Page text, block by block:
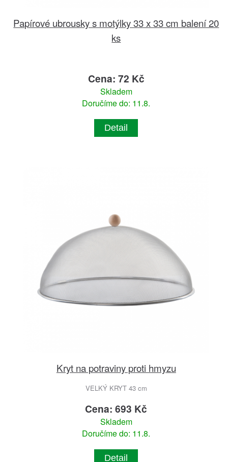
Papírové ubrousky s motýlky 33 x 33 cm balení 20
ks
Cena: 72 Kč
Skladem
Doručíme do: 11.8.
Detail
Kryt na potraviny proti hmyzu
VELKÝ KRYT 43 cm
Cena: 693 Kč
Skladem
Doručíme do: 11.8.
Detail